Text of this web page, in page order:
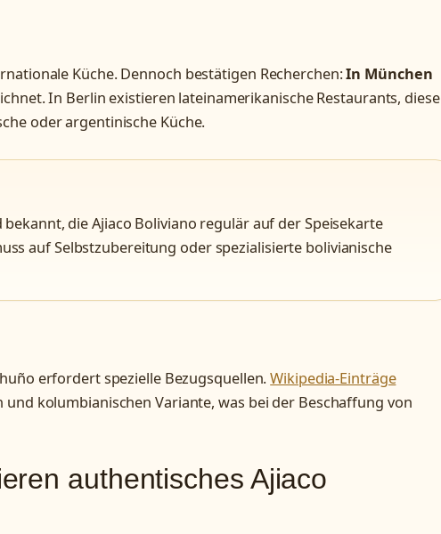
Küche. Dennoch bestätigen Recherchen:In München
In Berlin existieren lateinamerikanische Restaurants, diese
oder argentinische Küche.
die Ajiaco Boliviano regulär auf der Speisekarte
auf Selbstzubereitung oder spezialisierte bolivianische
erfordert spezielle Bezugsquellen.Wikipedia-Einträge
kolumbianischen Variante, was bei der Beschaffung von
authentisches Ajiaco